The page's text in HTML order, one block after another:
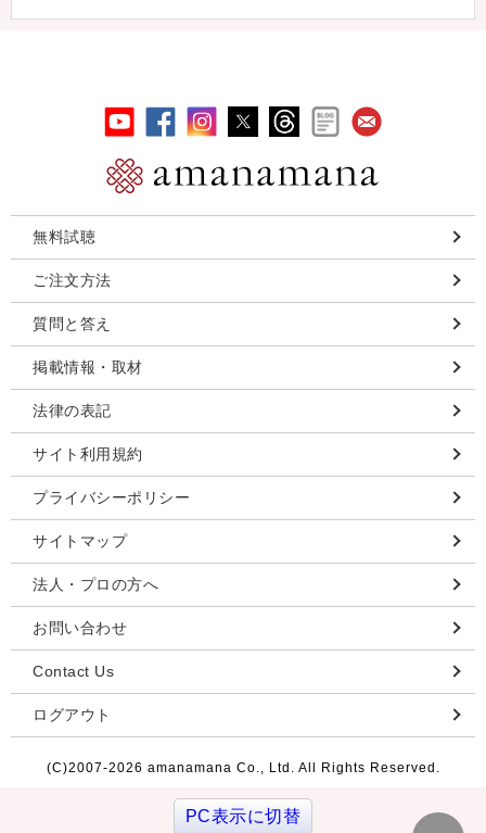
無料試聴
ご注文方法
質問と答え
掲載情報・取材
法律の表記
サイト利用規約
プライバシーポリシー
サイトマップ
法人・プロの方へ
お問い合わせ
Contact Us
ログアウト
(C)2007-2026 amanamana Co., Ltd. All Rights Reserved.
PC表示に切替